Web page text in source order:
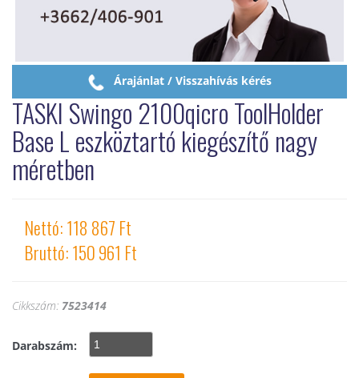
Árajánlat / Visszahívás kérés
TASKI Swingo 2100qicro ToolHolder
Base L eszköztartó kiegészítő nagy
méretben
Nettó: 118 867 Ft
Bruttó: 150 961 Ft
Cikkszám: 7523414
Darabszám: